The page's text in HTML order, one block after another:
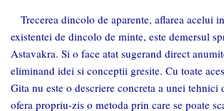
Trecerea dincolo de aparente, aflarea acelui
existentei de dincolo de minte, este demersul
Astavakra. Si o face atat sugerand direct
eliminand idei si conceptii gresite. Cu toate
Gita nu este o descriere concreta a unei tehnici
ofera propriu-zis o metoda prin care se poate